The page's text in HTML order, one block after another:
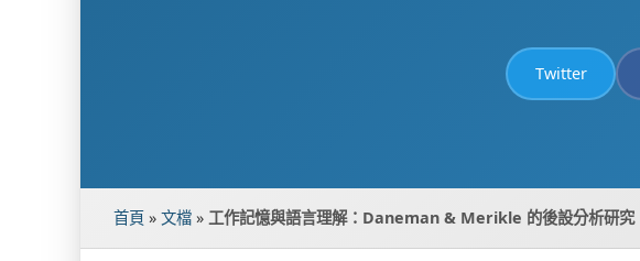
Twitter
首頁 » 文檔 » 工作記憶與語言理解：Daneman & Merikle 的後設分析研究